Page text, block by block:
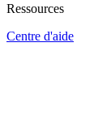
Ressources
Centre d'aide